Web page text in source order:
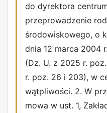
do dyrektora
przeprowadzenie
środowiskowego, o
dnia 12 marca 2004
(Dz. U. z 2025 r.
r. poz. 26 i 203), w
wątpliwości. 2. W
mowa w ust. 1,